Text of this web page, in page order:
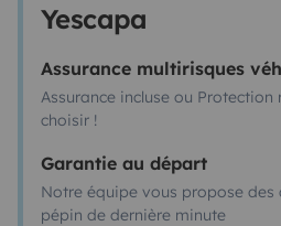
Yescapa
Assurance multirisques
Assurance incluse ou Protection
choisir !
Garantie au départ
Notre équipe vous propose des
pépin de dernière minute